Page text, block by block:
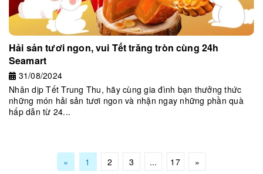
Hải sản tươi ngon, vui Tết trăng tròn cùng 24h
Seamart
31/08/2024
Nhân dịp Tết Trung Thu, hãy cùng gia đình bạn thưởng thức
những món hải sản tươi ngon và nhận ngay những phần quà
hấp dẫn từ 24...
« 1 2 3 ... 17 »